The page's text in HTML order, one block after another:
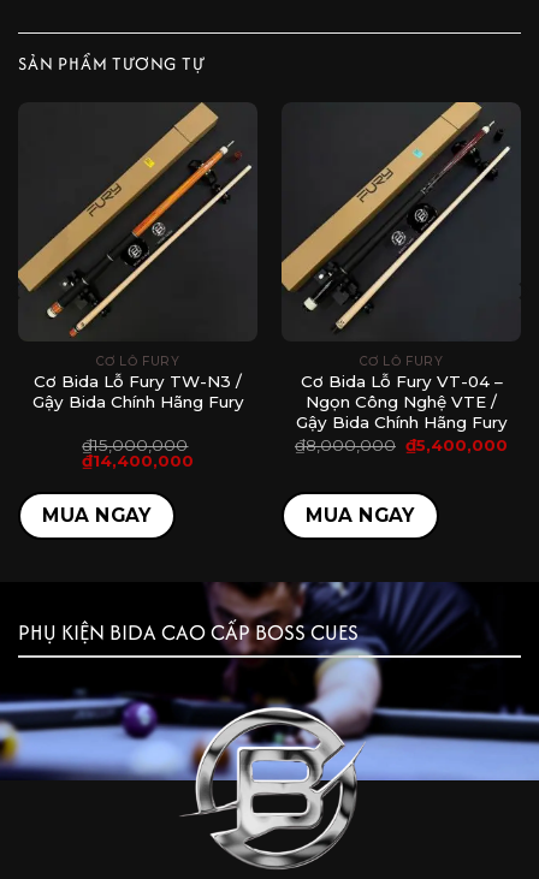
SẢN PHẨM TƯƠNG TỰ
CƠ LỖ FURY
Cơ Bida Lỗ Fury TW-N3 /
Gậy Bida Chính Hãng Fury
₫15,000,000
Giá
gốc
là:
₫15,000,000.
₫14,400,000
₫14,400,000.
MUA NGAY
CƠ LỖ FURY
Cơ Bida Lỗ Fury VT-04 –
Ngọn Công Nghệ VTE /
Gậy Bida Chính Hãng Fury
₫8,000,000 Giá
gốc
₫8,000,000.
₫5,400,000
MUA NGAY
PHỤ KIỆN BIDA CAO CẤP BOSS CUES